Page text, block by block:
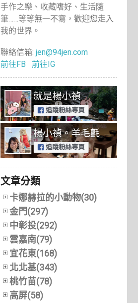
手作之樂、收藏嗜好、生活隨
筆……等等無一不寫，歡迎您走入
我的世界。
聯絡信箱: jen@94jen.com
前往FB
前往IG
文章分類
卡娜赫拉的小動物(30)
金門(297)
中彰投(292)
雲嘉南(79)
宜花東(168)
北北基(343)
桃竹苗(78)
高屏(58)